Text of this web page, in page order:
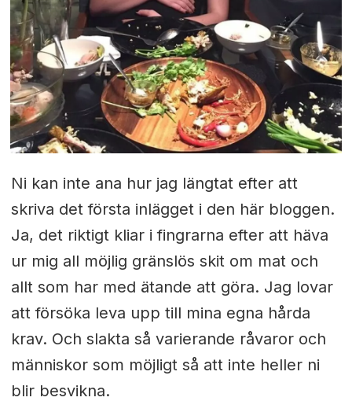
Ni kan inte ana hur jag längtat efter att
skriva det första inlägget i den här bloggen.
Ja, det riktigt kliar i fingrarna efter att häva
ur mig all möjlig gränslös skit om mat och
allt som har med ätande att göra. Jag lovar
att försöka leva upp till mina egna hårda
krav. Och slakta så varierande råvaror och
människor som möjligt så att inte heller ni
blir besvikna.